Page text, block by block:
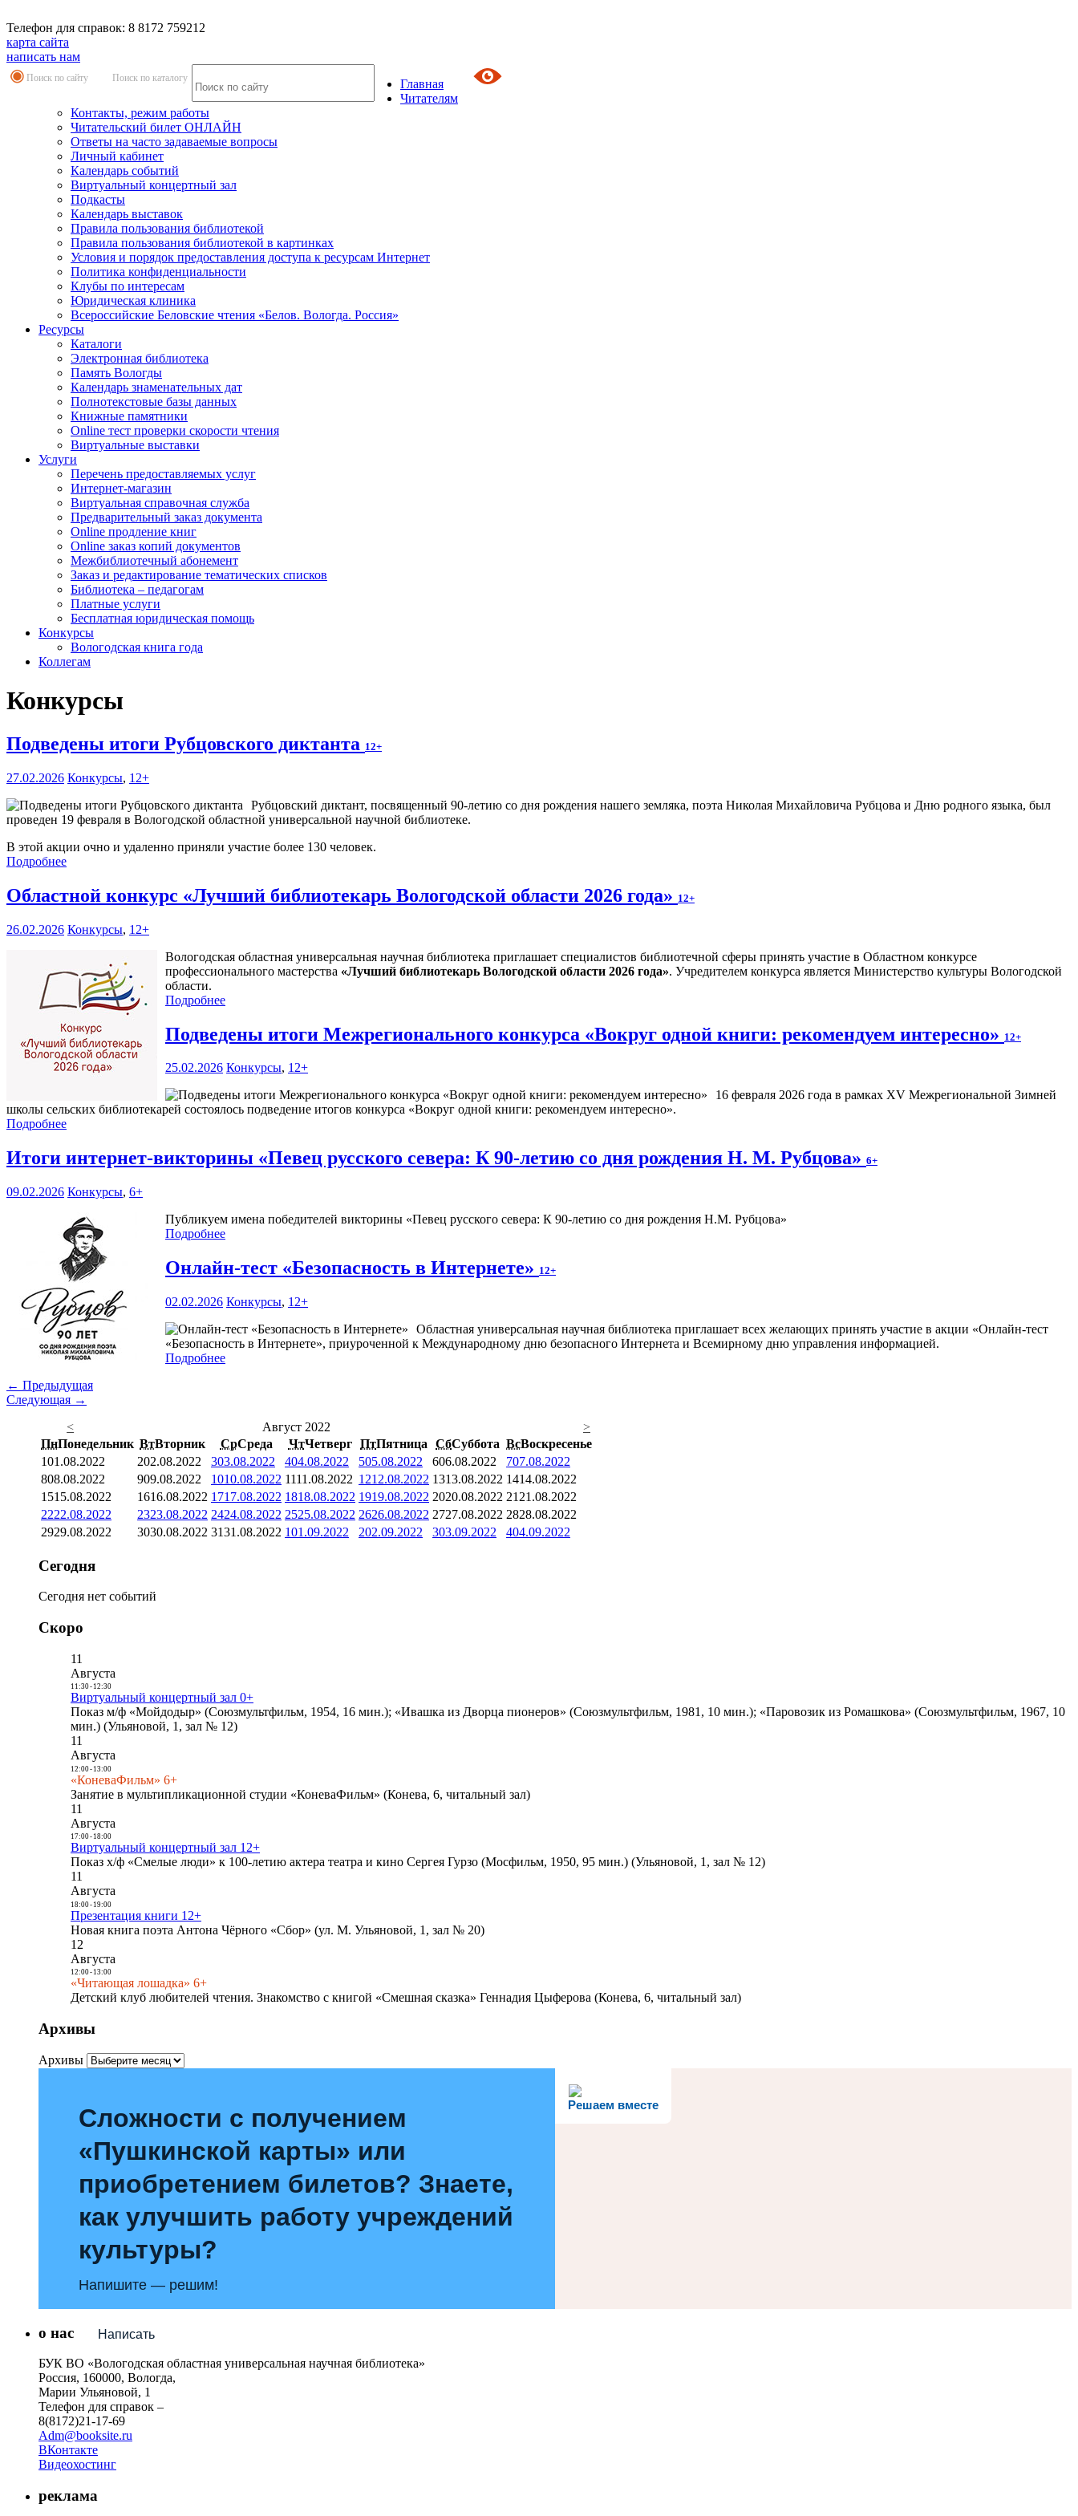
Телефон для справок: 8 8172 759212
карта сайта
написать нам
Поиск по сайту Поиск по каталогу
Главная
Читателям
Контакты, режим работы
Читательский билет ОНЛАЙН
Ответы на часто задаваемые вопросы
Личный кабинет
Календарь событий
Виртуальный концертный зал
Подкасты
Календарь выставок
Правила пользования библиотекой
Правила пользования библиотекой в картинках
Условия и порядок предоставления доступа к ресурсам Интернет
Политика конфиденциальности
Клубы по интересам
Юридическая клиника
Всероссийские Беловские чтения «Белов. Вологда. Россия»
Ресурсы
Каталоги
Электронная библиотека
Память Вологды
Календарь знаменательных дат
Полнотекстовые базы данных
Книжные памятники
Online тест проверки скорости чтения
Виртуальные выставки
Услуги
Перечень предоставляемых услуг
Интернет-магазин
Виртуальная справочная служба
Предварительный заказ документа
Online продление книг
Online заказ копий документов
Межбиблиотечный абонемент
Заказ и редактирование тематических списков
Библиотека – педагогам
Платные услуги
Бесплатная юридическая помощь
Конкурсы
Вологодская книга года
Коллегам
Конкурсы
Подведены итоги Рубцовского диктанта 12+
27.02.2026 Конкурсы, 12+
Рубцовский диктант, посвященный 90-летию со дня рождения нашего земляка, поэта Николая Михайловича Рубцова и Дню родного языка, был
проведен 19 февраля в Вологодской областной универсальной научной библиотеке.
В этой акции очно и удаленно приняли участие более 130 человек.
Подробнее
Областной конкурс «Лучший библиотекарь Вологодской области 2026 года» 12+
26.02.2026 Конкурсы, 12+
Вологодская областная универсальная научная библиотека приглашает специалистов библиотечной сферы принять участие в Областном конкурсе
профессионального мастерства «Лучший библиотекарь Вологодской области 2026 года». Учредителем конкурса является Министерство культуры Вологодской
области.
Подробнее
Подведены итоги Межрегионального конкурса «Вокруг одной книги: рекомендуем интересно» 12+
25.02.2026 Конкурсы, 12+
16 февраля 2026 года в рамках XV Межрегиональной Зимней
школы сельских библиотекарей состоялось подведение итогов конкурса «Вокруг одной книги: рекомендуем интересно».
Подробнее
Итоги интернет-викторины «Певец русского севера: К 90-летию со дня рождения Н. М. Рубцова» 6+
09.02.2026 Конкурсы, 6+
Публикуем имена победителей викторины «Певец русского севера: К 90-летию со дня рождения Н.М. Рубцова»
Подробнее
Онлайн-тест «Безопасность в Интернете» 12+
02.02.2026 Конкурсы, 12+
Областная универсальная научная библиотека приглашает всех желающих принять участие в акции «Онлайн-тест
«Безопасность в Интернете», приуроченной к Международному дню безопасного Интернета и Всемирному дню управления информацией.
Подробнее
← Предыдущая
Следующая →
<
Август 2022
>
ПнПонедельник ВтВторник СрСреда ЧтЧетверг ПтПятница СбСуббота ВсВоскресенье
101.08.2022 202.08.2022 303.08.2022 404.08.2022 505.08.2022 606.08.2022 707.08.2022
808.08.2022 909.08.2022 1010.08.2022 1111.08.2022 1212.08.2022 1313.08.2022 1414.08.2022
1515.08.2022 1616.08.2022 1717.08.2022 1818.08.2022 1919.08.2022 2020.08.2022 21 21.08.2022
2222.08.2022 2323.08.2022 2424.08.2022 2525.08.2022 2626.08.2022 2727.08.2022 2828.08.2022
2929.08.2022 3030.08.2022 3131.08.2022 101.09.2022 202.09.2022 303.09.2022 404.09.2022
Сегодня
Сегодня нет событий
Скоро
11
Августа
11:30- 12:30
Виртуальный концертный зал 0+
Показ м/ф «Мойдодыр» (Союзмультфильм, 1954, 16 мин.); «Ивашка из Дворца пионеров» (Союзмультфильм, 1981, 10 мин.); «Паровозик из Ромашкова» (Союзмультфильм, 1967, 10
мин.) (Ульяновой, 1, зал № 12)
11
Августа
12:00- 13:00
«КоневаФильм» 6+
Занятие в мультипликационной студии «КоневаФильм» (Конева, 6, читальный зал)
11
Августа
17:00- 18:00
Виртуальный концертный зал 12+
Показ х/ф «Смелые люди» к 100-летию актера театра и кино Сергея Гурзо (Мосфильм, 1950, 95 мин.) (Ульяновой, 1, зал № 12)
11
Августа
18:00- 19:00
Презентация книги 12+
Новая книга поэта Антона Чёрного «Сбор» (ул. М. Ульяновой, 1, зал № 20)
12
Августа
12:00- 13:00
«Читающая лошадка» 6+
Детский клуб любителей чтения. Знакомство с книгой «Смешная сказка» Геннадия Цыферова (Конева, 6, читальный зал)
Архивы
Архивы
Решаем вместе
Сложности с получением
«Пушкинской карты» или
приобретением билетов? Знаете,
как улучшить работу учреждений
культуры?
Напишите — решим!
Написать
о нас
БУК ВО «Вологодская областная универсальная научная библиотека»
Россия, 160000, Вологда,
Марии Ульяновой, 1
Телефон для справок –
8(8172)21-17-69
Adm@booksite.ru
ВКонтакте
Видеохостинг
реклама